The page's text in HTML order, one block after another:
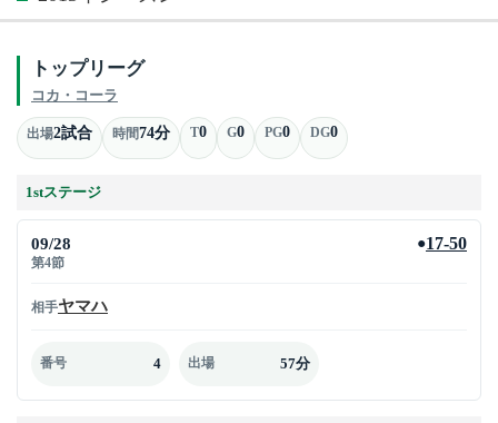
トップリーグ
コカ・コーラ
出場2試合 時間74分 T0 G0 PG0 DG0
1stステージ
09/28
第4節
●17-50
相手ヤマハ
番号 4 出場 57分